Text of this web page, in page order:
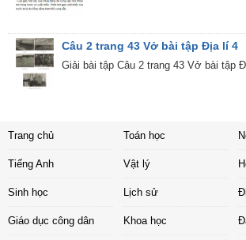
Câu 2 trang 43 Vở bài tập Địa lí 4
Giải bài tập Câu 2 trang 43 Vở bài tập
Trang chủ Toán học
Tiếng Anh Vật lý
Sinh học Lịch sử
Giáo dục công dân Khoa học